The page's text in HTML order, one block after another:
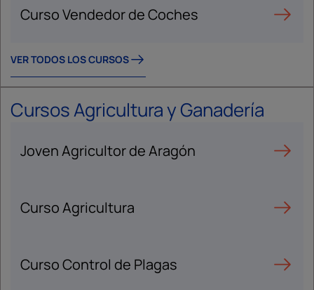
Curso Vendedor de Coches
VER TODOS LOS CURSOS
Cursos Agricultura y Ganadería
Joven Agricultor de Aragón
Curso Agricultura
Curso Control de Plagas